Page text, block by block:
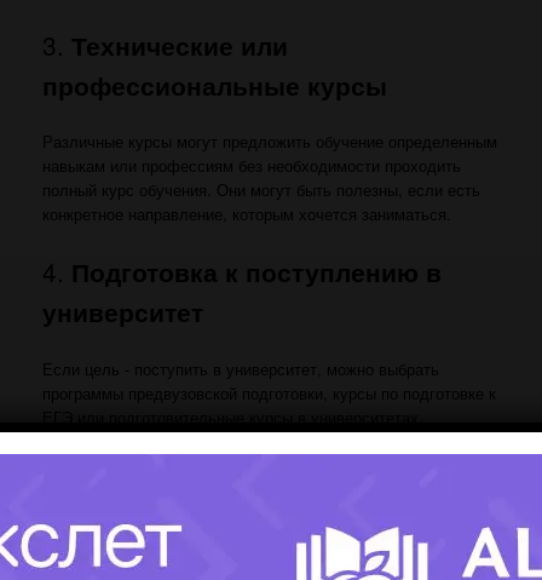
3. Технические или
профессиональные курсы
Различные курсы могут предложить обучение определенным
навыкам или профессиям без необходимости проходить
полный курс обучения. Они могут быть полезны, если есть
конкретное направление, которым хочется заниматься.
4. Подготовка к поступлению в
университет
Если цель - поступить в университет, можно выбрать
программы предвузовской подготовки, курсы по подготовке к
Выбор зависит от желаний, интересов и долгосрочных